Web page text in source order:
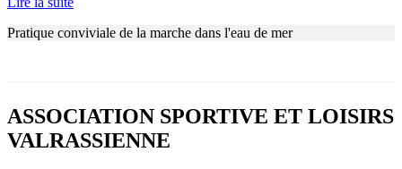
Pratique conviviale de la marche dans l'eau de mer
ASSOCIATION SPORTIVE ET LOISIRS
VALRASSIENNE